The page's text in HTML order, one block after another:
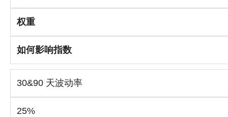
权重
如何影响指数
30&90 天波动率
25%